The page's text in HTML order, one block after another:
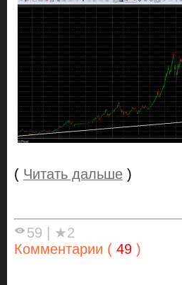
( Читать дальше )
59
★2
Комментарии ( 49 )